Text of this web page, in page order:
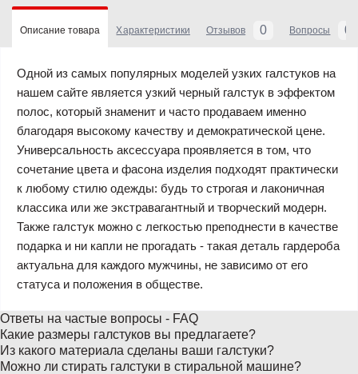
Описание товара Характеристики Отзывов 0 Вопросы 0
Одной из самых популярных моделей узких галстуков на
нашем сайте является узкий черный галстук в эффектом
полос, который знаменит и часто продаваем именно
благодаря высокому качеству и демократической цене.
Универсальность аксессуара проявляется в том, что
сочетание цвета и фасона изделия подходят практически
к любому стилю одежды: будь то строгая и лаконичная
классика или же экстравагантный и творческий модерн.
Также галстук можно с легкостью преподнести в качестве
подарка и ни капли не прогадать - такая деталь гардероба
актуальна для каждого мужчины, не зависимо от его
статуса и положения в обществе.
Ответы на частые вопросы - FAQ
Какие размеры галстуков вы предлагаете?
Из какого материала сделаны ваши галстуки?
Можно ли стирать галстуки в стиральной машине?